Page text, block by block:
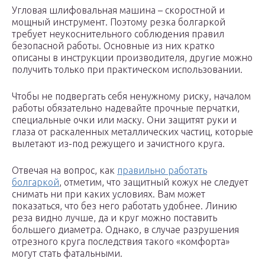
Угловая шлифовальная машина – скоростной и
мощный инструмент. Поэтому резка болгаркой
требует неукоснительного соблюдения правил
безопасной работы. Основные из них кратко
описаны в инструкции производителя, другие можно
получить только при практическом использовании.
Чтобы не подвергать себя ненужному риску, началом
работы обязательно надевайте прочные перчатки,
специальные очки или маску. Они защитят руки и
глаза от раскаленных металлических частиц, которые
вылетают из-под режущего и зачистного круга.
Отвечая на вопрос, как правильно работать
болгаркой, отметим, что защитный кожух не следует
снимать ни при каких условиях. Вам может
показаться, что без него работать удобнее. Линию
реза видно лучше, да и круг можно поставить
большего диаметра. Однако, в случае разрушения
отрезного круга последствия такого «комфорта»
могут стать фатальными.